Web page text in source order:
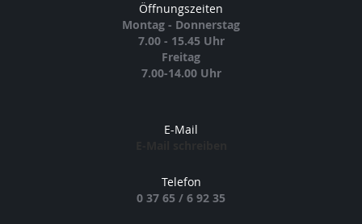
Öffnungszeiten
Montag - Donnerstag
7.00 - 15.45 Uhr
Freitag
7.00-14.00 Uhr
E-Mail
Telefon
0 37 65 / 6 92 35